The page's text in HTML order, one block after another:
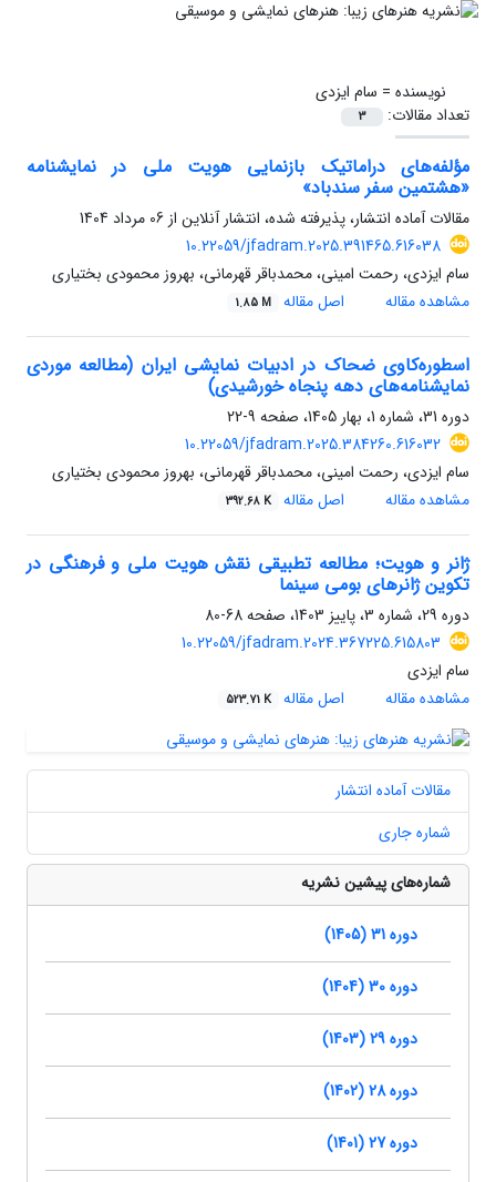
نویسنده = سام ایزدی
تعداد مقالات:
3
مؤلفه‌های دراماتیک بازنمایی هویت ملی در نمایشنامه
«هشتمین سفر سندباد»
مقالات آماده انتشار، پذیرفته شده، انتشار آنلاین از 06 مرداد 1404
10.22059/jfadram.2025.391465.616038
سام ایزدی، رحمت امینی، محمدباقر قهرمانی، بهروز محمودی بختیاری
مشاهده مقاله
اصل مقاله 1.85 M
اسطوره‌کاوی ضحاک در ادبیات نمایشی ایران (مطالعه موردی
نمایشنامه‌های دهه پنجاه خورشیدی)
دوره 31، شماره 1، بهار 1405، صفحه
9-22
10.22059/jfadram.2025.384260.616032
سام ایزدی، رحمت امینی، محمدباقر قهرمانی، بهروز محمودی بختیاری
مشاهده مقاله
اصل مقاله 392.68 K
ژانر و هویت؛ مطالعه تطبیقی نقش هویت ملی و فرهنگی در
تکوین ژانرهای بومی سینما
دوره 29، شماره 3، پاییز 1403، صفحه
68-80
10.22059/jfadram.2024.367225.615803
سام ایزدی
مشاهده مقاله
اصل مقاله 523.71 K
مقالات آماده انتشار
شماره جاری
شماره‌های پیشین نشریه
دوره 31 (1405)
دوره 30 (1404)
دوره 29 (1403)
دوره 28 (1402)
دوره 27 (1401)